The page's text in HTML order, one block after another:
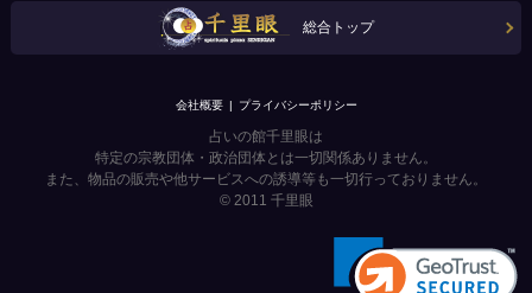
総合トップ
会社概要 プライバシーポリシー
占いの館千里眼は
特定の宗教団体・政治団体とは一切関係ありません。
また、物品の販売や他サービスへの誘導等も一切行っておりません。
© 2011 千里眼